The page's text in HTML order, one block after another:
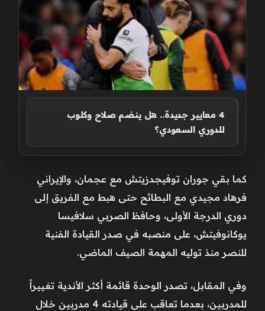
4 معايير جديدة.. هل ينضم صلاح وكلوب
للدوري السعودي؟
كما بقي جوران توفيجدزيتش مع عجمان، والإيراني
فرهاد مجيدي مع البطائح حتى هبط مع الفريق إلى
دوري الدرجة الأولى، وحافظ الصربي سلافيسا
يوكانوفيتش، على منصبه في صدر القيادة الفنية
للنصر منذ توليه المهمة الصيف الماضي.
وفي المقابل، تصدر الوحدة قائمة أكثر الأندية تغييراً
للمدربين، بعدما تعاقب على قيادته 4 مدربين خلال